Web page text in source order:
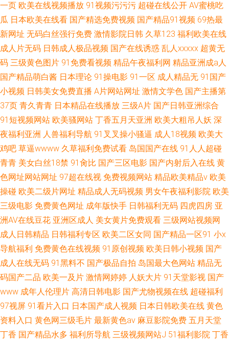
一页 欧美在线视频播放 91视频污污污 超碰在线公开 AV蜜桃吃
瓜 日本欧美在线看 国产精选免费视频 国产精品91视频 69热最
新网址 无码白丝强行免费 激情影院日韩 久草123 福利欧美在线
成人片无码 日韩成人极品视频 国产在线诱惑 乱人xxxxx 超黄无
码 三级黄色图片 91免费看视频 精品午夜福利网 精品亚洲成a人
国产精品萌白酱 日本理论 91操电影 91一区 成人精品无 91国产
小视频 日韩美女免费直播 A片网站网址 激情文学色 国产主播第
37页 青久青青 日本精品在线播放 三级A片 国产日韩亚洲综合
91短视频网站 欧美骚网站 丁香五月天亚洲 欧美大粗吊人妖 深
夜福利亚洲 人兽福利导航 91叉叉操小骚逼 成人18视频 欧美大
鸡吧 草逼wwww 久草福利免费试看 岛国国产在线 91人人超碰
青青 美女白丝18禁 91肏比 国产三区电影 国产内射后入在线 黄
色网址网站网址 97超在线视 免费视频网站 精品欧美精品v 欧美
操碰 欧美二级片网址 精品成人无码视频 男女午夜福利影院 欧美
三级电影 免费黄色网址 成年版快手 日韩福利无码 四虎四房 亚
洲AV在线豆花 亚洲区成人 美女黄片免费观看 三级网站视频网
成人日韩精品 日韩福利专区 欧美二区女同 国产精品一区91 小x
导航福利 免费黄色在线视频 91原创视频 欧美日韩小视频 国产
成人在线无码 91黑料不 国产极品自拍 岛国最大色网站 精品无
码国产二品 欧美一及片 激情网婷婷 人妖大片 91天堂影视 国产
www 成年人伦理片 高清日韩电影 国产尤物视频在线 超碰福利
97视屏 91看片入口 日本国产成人视频 日本日韩欧美在线 黄色
资料入口 黄色网三级毛片 最新黄色av 麻豆影院免费 五月天堂
丁香 国产精品水多 福利所导航 三级视频网站J 51福利影院 丁香